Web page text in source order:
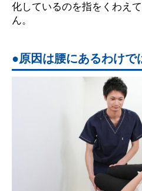
化しているのを指をくわえ
ん。
原因は腰にあるわけで